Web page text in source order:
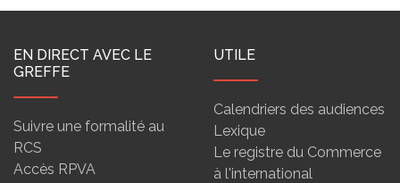
EN DIRECT AVEC LE
GREFFE
Suivre une formalité au
RCS
Accès RPVA
UTILE
Calendriers des audiences
Lexique
Le registre du Commerce
à l'international